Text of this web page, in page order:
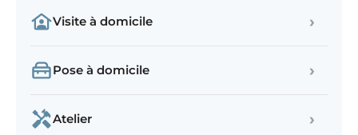
Visite à domicile ›
Pose à domicile ›
Atelier ›